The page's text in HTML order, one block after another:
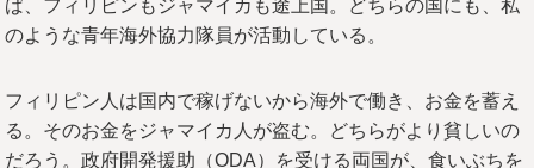
ば、フィリピンもジャマイカも途上国。どちらの国にも、私
のような青年海外協力隊員が活動している。
フィリピン人は国内で稼げないから海外で働き、お金を蓄え
る。そのお金をジャマイカ人が盗む。どちらがより貧しいの
だろう。政府開発援助（ODA）を受ける両国が、食いぶちを